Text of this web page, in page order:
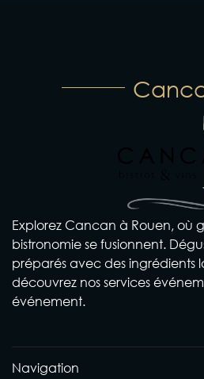
Explorez Cancan à Rouen, où
bistronomie se fusionnent.
préparés avec des ingrédients
découvrez nos services
événement.
Navigation